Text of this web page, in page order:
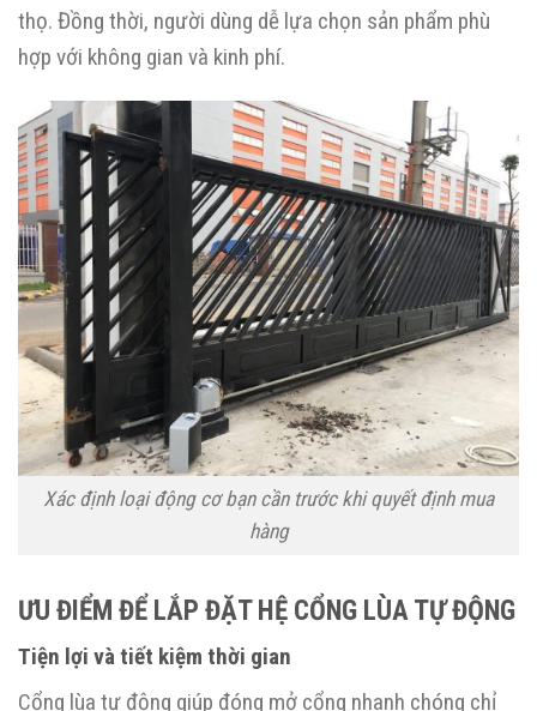
thọ. Đồng thời, người dùng dễ lựa chọn sản phẩm phù
hợp với không gian và kinh phí.
Xác định loại động cơ bạn cần trước khi quyết định mua
hàng
ƯU ĐIỂM ĐỂ LẮP ĐẶT HỆ CỔNG LÙA TỰ ĐỘNG
Tiện lợi và tiết kiệm thời gian
Cổng lùa tự động giúp đóng mở cổng nhanh chóng chỉ